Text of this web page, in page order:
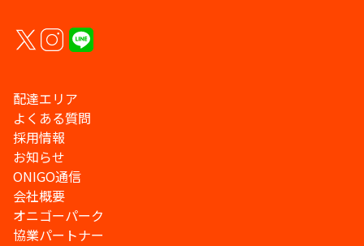
配達エリア
よくある質問
採用情報
お知らせ
ONIGO通信
会社概要
オニゴーパーク
協業パートナー